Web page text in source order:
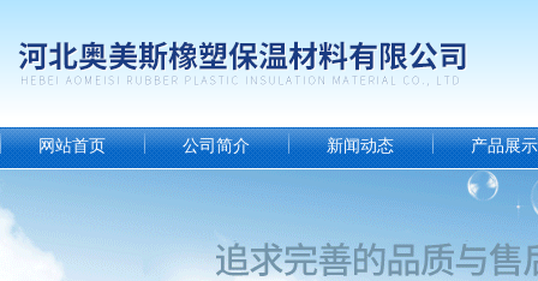
网站首页 公司简介 新闻动态 产品展示